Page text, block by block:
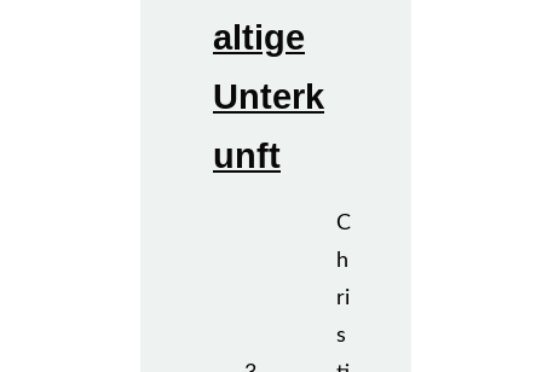
altige
Unterk
unft
C
h
ri
s